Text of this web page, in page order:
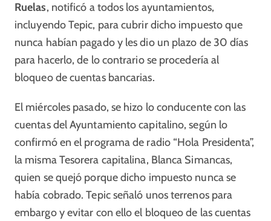
Ruelas, notificó a todos los ayuntamientos,
incluyendo Tepic, para cubrir dicho impuesto que
nunca habían pagado y les dio un plazo de 30 días
para hacerlo, de lo contrario se procedería al
bloqueo de cuentas bancarias.
El miércoles pasado, se hizo lo conducente con las
cuentas del Ayuntamiento capitalino, según lo
confirmó en el programa de radio “Hola Presidenta”,
la misma Tesorera capitalina, Blanca Simancas,
quien se quejó porque dicho impuesto nunca se
había cobrado. Tepic señaló unos terrenos para
embargo y evitar con ello el bloqueo de las cuentas